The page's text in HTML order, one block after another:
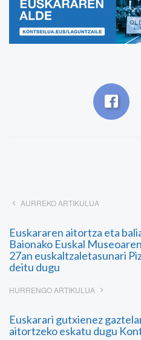
AURREKO ARTIKULUA
Euskararen aitortza eta
Baionako Euskal
27an euskaltzaletasunari
deitu dugu
HURRENGO ARTIKULUA
Euskarari gutxienez
aitortzeko eskatu dugu